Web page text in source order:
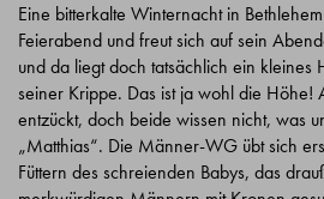
Eine bitterkalte Winternacht in
Feierabend und freut sich auf sein
und da liegt doch tatsächlich ein kleines
seiner Krippe. Das ist ja wohl die Höhe!
entzückt, doch beide wissen nicht, was
„Matthias“. Die Männer-WG übt sich
Füttern des schreienden Babys, das